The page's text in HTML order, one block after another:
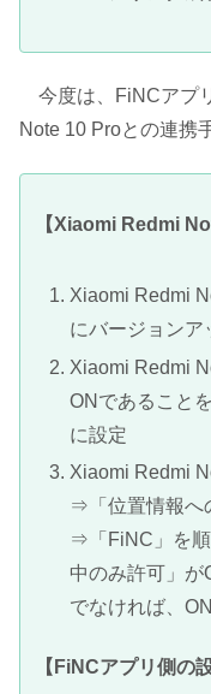
今度は、FiNCアプ
Note 10 Proとの連携
【Xiaomi Redmi
Xiaomi Redmi
にバージョンア
Xiaomi Redmi
ONであること
に設定
Xiaomi Redmi
⇒「位置情報へ
⇒「FiNC」を順
中のみ許可」が
でなければ、
【FiNCアプリ側の